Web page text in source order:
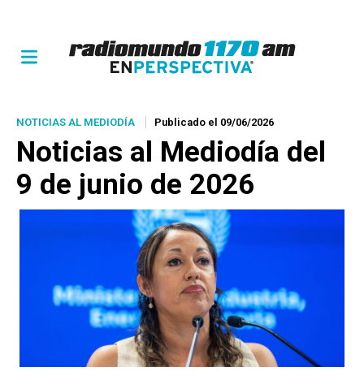
NOTICIAS AL MEDIODÍA Publicado el 09/06/2026
Noticias al Mediodía del
9 de junio de 2026